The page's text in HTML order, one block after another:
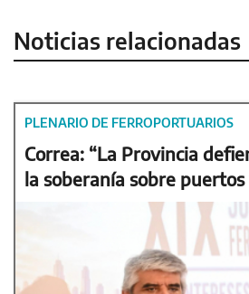
Noticias relacionadas
PLENARIO DE FERROPORTUARIOS
Correa: “La Provincia
la soberanía sobre puertos